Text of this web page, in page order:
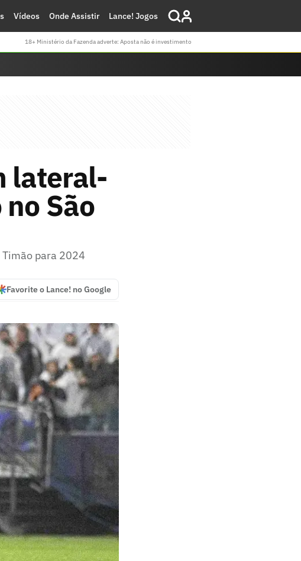
Vídeos Onde Assistir Lance! Jogos
18+ Ministério da Fazenda adverte: Aposta não é investimento
lateral-
São
para 2024
Favorite o Lance! no Google